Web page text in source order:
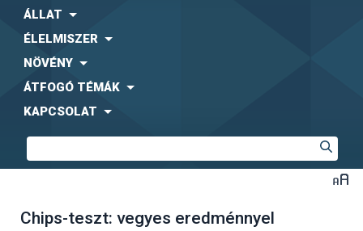
ÁLLAT
ÉLELMISZER
NÖVÉNY
ÁTFOGÓ TÉMÁK
KAPCSOLAT
Chips-teszt: vegyes eredménnyel